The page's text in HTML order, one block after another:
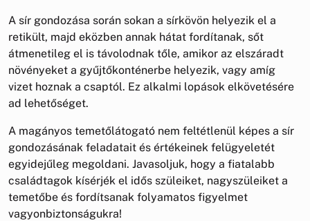
A sír gondozása során sokan a sírkövön helyezik el a
retikült, majd eközben annak hátat fordítanak, sőt
átmenetileg el is távolodnak tőle, amikor az elszáradt
növényeket a gyűjtőkonténerbe helyezik, vagy amíg
vizet hoznak a csaptól. Ez alkalmi lopások elkövetésére
ad lehetőséget.
A magányos temetőlátogató nem feltétlenül képes a sír
gondozásának feladatait és értékeinek felügyeletét
egyidejűleg megoldani. Javasoljuk, hogy a fiatalabb
családtagok kísérjék el idős szüleiket, nagyszüleiket a
temetőbe és fordítsanak folyamatos figyelmet
vagyonbiztonságukra!